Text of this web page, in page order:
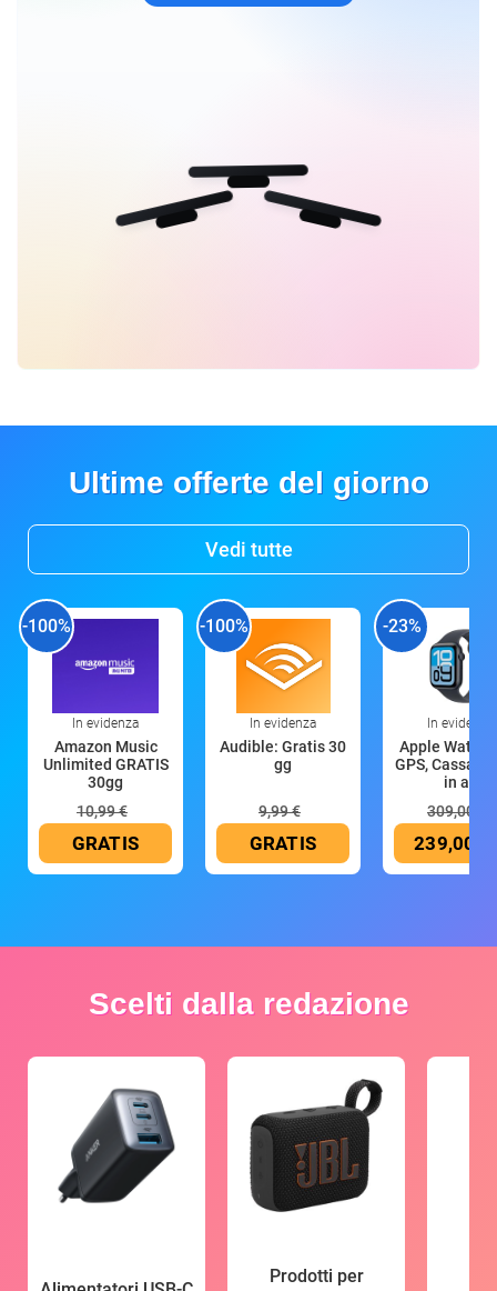
Ultime offerte del giorno
Vedi tutte
-100%
In evidenza
Amazon Music
Unlimited GRATIS
30gg
10,99 €
GRATIS
-100%
In evidenza
Audible: Gratis 30
gg
9,99 €
GRATIS
-23%
In evidenza
Apple Watch
GPS, Cassa
in all
309,00 €
239,00 €
Scelti dalla redazione
Prodotti per